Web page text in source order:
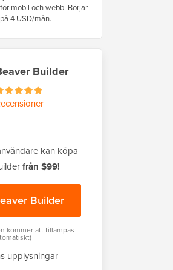
för mobil och webb. Börjar
på 4 USD/mån.
Builder
kan köpa
från $99!
Builder
kommer att tillämpas
upplysningar